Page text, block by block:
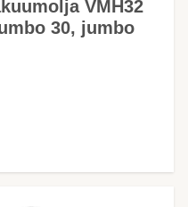
VMH32
30, jumbo